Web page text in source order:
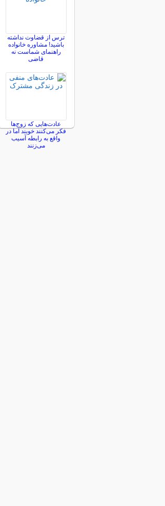
ترس از قضاوت نداشته
باشید! مشاوره خانواده
راهنمای شماست نه
قاضی
عادت‌هایی که زوج‌ها
فکر می‌کنند خوبند اما در
واقع به رابطه آسیب
می‌زنند